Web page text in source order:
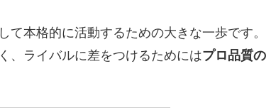
本格的に活動するための大きな一歩です。
、ライバルに差をつけるためにはプロ品質の